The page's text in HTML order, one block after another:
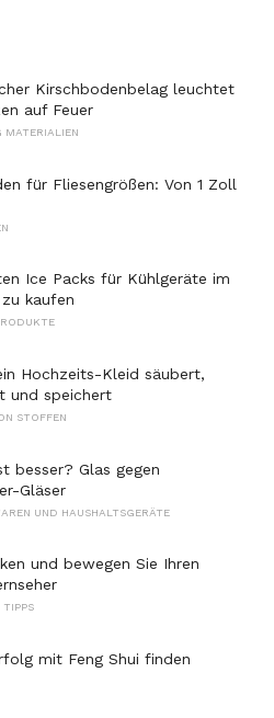
Kirschbodenbelag leuchtet
auf Feuer
MATERIALIEN
für Fliesengrößen: Von 1 Zoll
Ice Packs für Kühlgeräte im
kaufen
Hochzeits-Kleid säubert,
und speichert
STOFFEN
besser? Glas gegen
Gläser
UND HAUSHALTSGERÄTE
und bewegen Sie Ihren
TIPPS
mit Feng Shui finden